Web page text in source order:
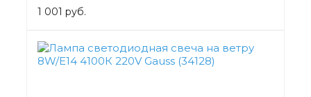
1 001 руб.